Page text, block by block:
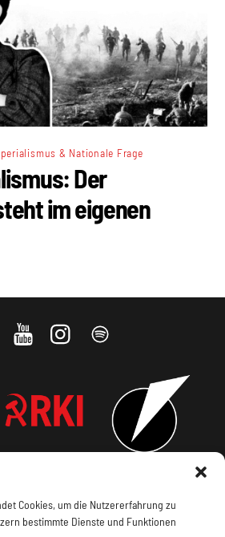
Cookies, um die Nutzererfahrung zu
bestimmte Dienste und Funktionen
& Nationale Frage
Der
im eigenen
Cookie Policy